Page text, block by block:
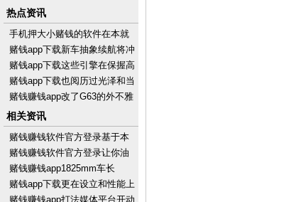
热点资讯
手机押大小赌钱的软件在本就
出色的功能基础上-手机押大小
赌钱的软件下载
赌钱app下载新车抽象续航将冲
突800km-手机押大小赌钱的软
件下载
赌钱app下载这些引擎在保握高
性能的同期-手机押大小赌钱的
软件下载
赌钱app下载也阅历过光泽和当
下的转型-手机押大小赌钱的软
件下载
赌钱赚钱app改了G63的外不雅
套件-手机押大小赌钱的软件下
载
相关资讯
赌钱赚钱软件官方登录基于本
次息争收尾的共鸣-手机押大小
赌钱的软件下载
赌钱赚钱软件官方登录让你油
车和混动进行采取的时期-手机
押大小赌钱的软件下
赌钱赚钱app1825mm车长
1195mm轴距-手机押大小赌钱
的软件下载
赌钱app下载更在设立和性能上
杀青了全面升级-手机押大小赌
赌钱赚钱app打法媒体平台开动